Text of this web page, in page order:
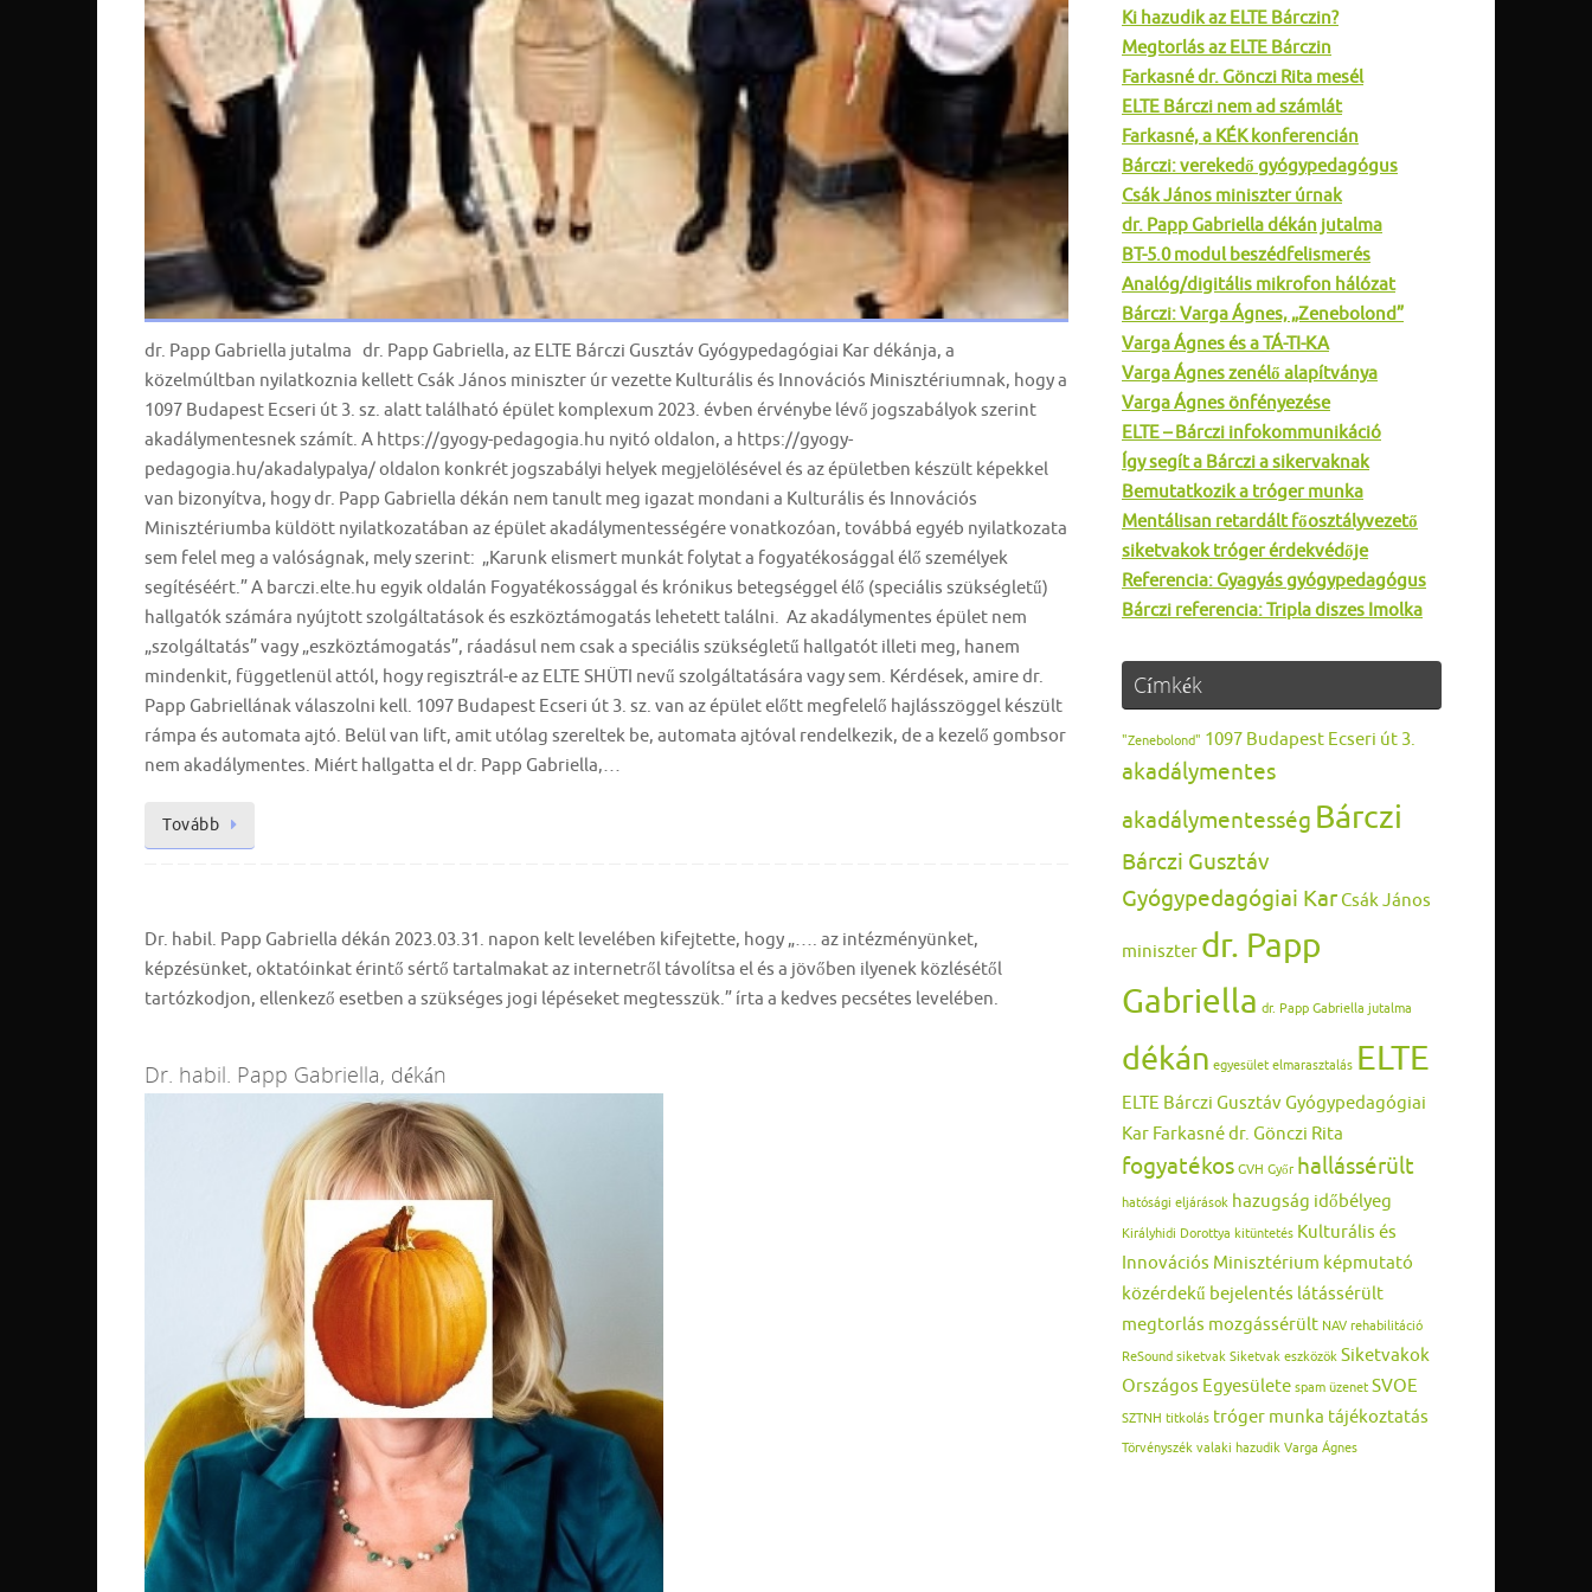
dr. Papp Gabriella jutalma dr. Papp Gabriella, az ELTE Bárczi Gusztáv Gyógypedagógiai Kar dékánja, a
közelmúltban nyilatkoznia kellett Csák János miniszter úr vezette Kulturális és Innovációs Minisztériumnak, hogy a
1097 Budapest Ecseri út 3. sz. alatt található épület komplexum 2023. évben érvénybe lévő jogszabályok szerint
akadálymentesnek számít. A https://gyogy-pedagogia.hu nyitó oldalon, a https://gyogy-
pedagogia.hu/akadalypalya/ oldalon konkrét jogszabályi helyek megjelölésével és az épületben készült képekkel
van bizonyítva, hogy dr. Papp Gabriella dékán nem tanult meg igazat mondani a Kulturális és Innovációs
Minisztériumba küldött nyilatkozatában az épület akadálymentességére vonatkozóan, továbbá egyéb nyilatkozata
sem felel meg a valóságnak, mely szerint: „Karunk elismert munkát folytat a fogyatékosággal élő személyek
segítéséért.” A barczi.elte.hu egyik oldalán Fogyatékossággal és krónikus betegséggel élő (speciális szükségletű)
hallgatók számára nyújtott szolgáltatások és eszköztámogatás lehetett találni. Az akadálymentes épület nem
„szolgáltatás” vagy „eszköztámogatás”, ráadásul nem csak a speciális szükségletű hallgatót illeti meg, hanem
mindenkit, függetlenül attól, hogy regisztrál-e az ELTE SHÜTI nevű szolgáltatására vagy sem. Kérdések, amire dr.
Papp Gabriellának válaszolni kell. 1097 Budapest Ecseri út 3. sz. van az épület előtt megfelelő hajlásszöggel készült
rámpa és automata ajtó. Belül van lift, amit utólag szereltek be, automata ajtóval rendelkezik, de a kezelő gombsor
nem akadálymentes. Miért hallgatta el dr. Papp Gabriella,…
Tovább
Dr. habil. Papp Gabriella dékán 2023.03.31. napon kelt levelében kifejtette, hogy „…. az intézményünket,
képzésünket, oktatóinkat érintő sértő tartalmakat az internetről távolítsa el és a jövőben ilyenek közlésétől
tartózkodjon, ellenkező esetben a szükséges jogi lépéseket megtesszük.” írta a kedves pecsétes levelében.
Dr. habil. Papp Gabriella, dékán
Ki hazudik az ELTE Bárczin?
Megtorlás az ELTE Bárczin
Farkasné dr. Gönczi Rita mesél
ELTE Bárczi nem ad számlát
Farkasné, a KÉK konferencián
Bárczi: verekedő gyógypedagógus
Csák János miniszter úrnak
dr. Papp Gabriella dékán jutalma
BT-5.0 modul beszédfelismerés
Analóg/digitális mikrofon hálózat
Bárczi: Varga Ágnes, „Zenebolond”
Varga Ágnes és a TÁ-TI-KA
Varga Ágnes zenélő alapítványa
Varga Ágnes önfényezése
ELTE – Bárczi infokommunikáció
Így segít a Bárczi a sikervaknak
Bemutatkozik a tróger munka
Mentálisan retardált főosztályvezető
siketvakok tróger érdekvédője
Referencia: Gyagyás gyógypedagógus
Bárczi referencia: Tripla diszes Imolka
Címkék
"Zenebolond" 1097 Budapest Ecseri út 3.
akadálymentes
akadálymentesség Bárczi
Bárczi Gusztáv
Gyógypedagógiai KarCsák János
miniszter dr. Papp
Gabriella dr. Papp Gabriella jutalma
dékán egyesület elmarasztalás ELTE
ELTE Bárczi Gusztáv Gyógypedagógiai
Kar Farkasné dr. Gönczi Rita
fogyatékos GVH Győr hallássérült
hatósági eljárások hazugság időbélyeg
Királyhidi Dorottya kitüntetés Kulturális és
Innovációs Minisztérium képmutató
közérdekű bejelentés látássérült
megtorlás mozgássérült NAV rehabilitáció
ReSound siketvak Siketvak eszközök Siketvakok
Országos Egyesülete spam üzenet SVOE
SZTNH titkolás tróger munka tájékoztatás
Törvényszék valaki hazudik Varga Ágnes